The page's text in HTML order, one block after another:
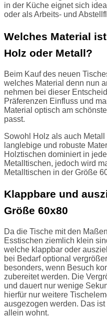
in der Küche eignet sich
oder als Arbeits- und
Welches Material
Holz oder Metall?
Beim Kauf des neuen
welches Material denn nun
nehmen bei dieser
Präferenzen Einfluss und
Material optisch am
passt.
Sowohl Holz als auch
langlebige und robuste
Holztischen dominiert in
Metalltischen, jedoch wird
Metalltischen in der Größe
Klappbare und
Größe 60x80
Da die Tische mit den
Esstischen ziemlich klein
welche klappbar oder
bei Bedarf optional
besonders, wenn Besuch
zubereitet werden. Die
und dauert nur wenige
hierfür nur weitere
ausgezogen werden. Das
allein wohnt.